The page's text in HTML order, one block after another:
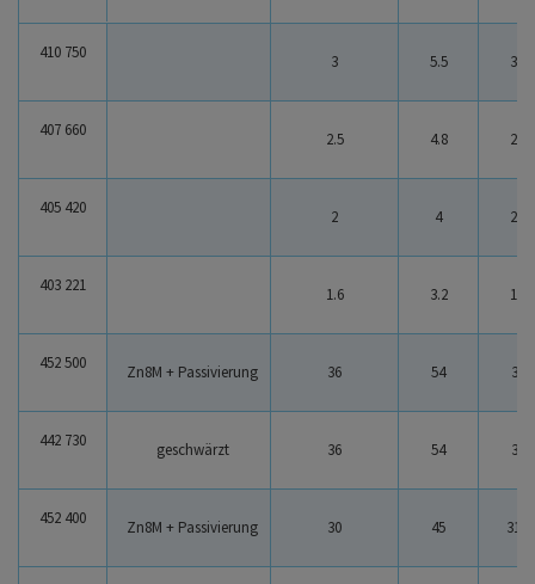
Niro Sich-Scheiben Typ VS
410 750 3 5.5 3.2
407 660 2.5 4.8 2.7
405 420 2 4 2.2
403 221 1.6 3.2 1.7
452 500 Zn8M + Passivierung 36 54 38
442 730 geschwärzt 36 54 38
452 400 Zn8M + Passivierung 30 45 31.6